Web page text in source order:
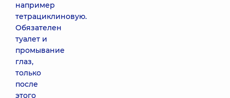
например
тетрациклиновую.
Обязателен
туалет и
промывание
глаз,
только
после
этого